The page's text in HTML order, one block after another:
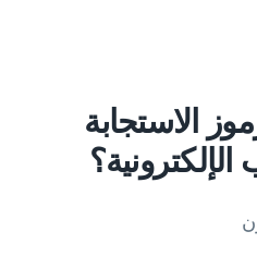
الاستجابة